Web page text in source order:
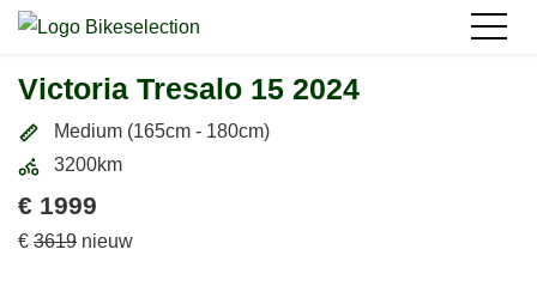
Victoria Tresalo 15 2024
Medium (165cm - 180cm)
3200km
€ 1999
€ 3619 nieuw